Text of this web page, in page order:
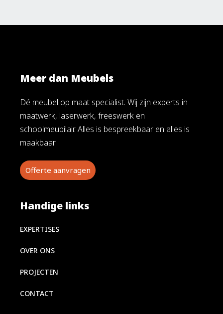
Meer dan Meubels
Dé meubel op maat specialist. Wij zijn experts in
maatwerk, laserwerk, freeswerk en
schoolmeubilair. Alles is bespreekbaar en alles is
maakbaar.
Offerte aanvragen
Handige links
EXPERTISES
OVER ONS
PROJECTEN
CONTACT